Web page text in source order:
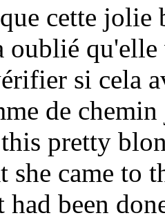
cette jolie
oublié
si cela
de
pretty
she came to
been